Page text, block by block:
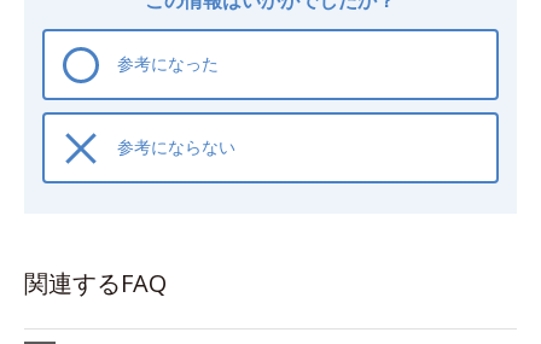
参考になった
参考にならない
関連するFAQ